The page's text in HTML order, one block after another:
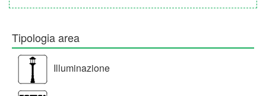
Tipologia area
Illuminazione